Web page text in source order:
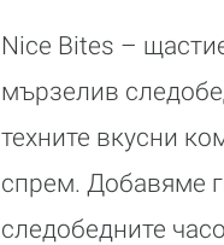
Nice Bites –
мързелив
техните вкусни
спрем. Добавяме
следобедните